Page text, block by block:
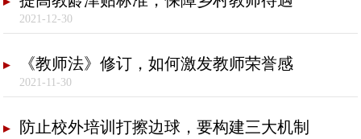
2021-12-30
《教师法》修订，如何激发教师荣誉感
2021-11-30
防止校外培训打擦边球，要构建三大机制